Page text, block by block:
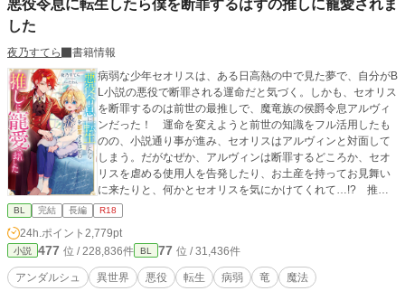
悪役令息に転生したら僕を断罪するはずの推しに寵愛されま
した
夜乃すてら
書籍情報
病弱な少年セオリスは、ある日高熱の中で見た夢で、自分がB
L小説の悪役で断罪される運命だと気づく。しかも、セオリス
を断罪するのは前世の最推しで、魔竜族の侯爵令息アルヴィ
ンだった！ 運命を変えようと前世の知識をフル活用したも
のの、小説通り事が進み、セオリスはアルヴィンと対面して
しまう。だがなぜか、アルヴィンは断罪するどころか、セオ
リスを虐める使用人を告発したり、お土産を持ってお見舞い
に来たりと、何かとセオリスを気にかけてくれて…!? 推し
に愛でられ、守られる幸せいっぱいの転生生活、開幕！
BL 完結 長編 R18
24h.ポイント 2,779pt
小説 477 位 / 228,836件 BL 77 位 / 31,436件
アンダルシュ 異世界 悪役 転生 病弱 竜 魔法